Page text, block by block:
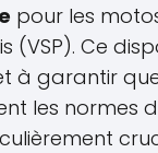
pour les
(VSP). Ce
à garantir
les normes